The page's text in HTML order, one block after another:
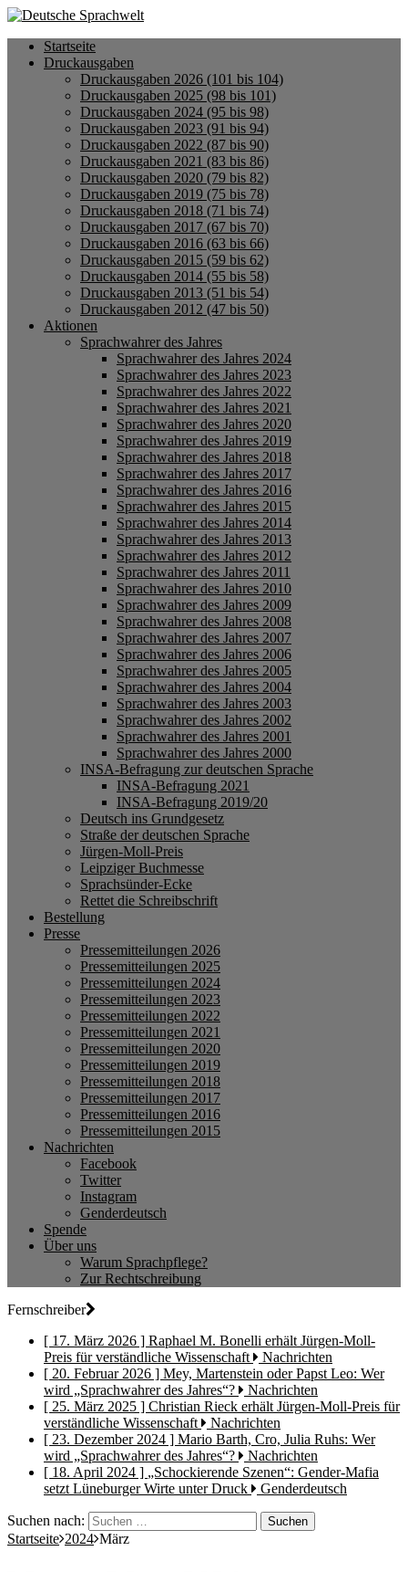
Startseite
Druckausgaben
Druckausgaben 2026 (101 bis 104)
Druckausgaben 2025 (98 bis 101)
Druckausgaben 2024 (95 bis 98)
Druckausgaben 2023 (91 bis 94)
Druckausgaben 2022 (87 bis 90)
Druckausgaben 2021 (83 bis 86)
Druckausgaben 2020 (79 bis 82)
Druckausgaben 2019 (75 bis 78)
Druckausgaben 2018 (71 bis 74)
Druckausgaben 2017 (67 bis 70)
Druckausgaben 2016 (63 bis 66)
Druckausgaben 2015 (59 bis 62)
Druckausgaben 2014 (55 bis 58)
Druckausgaben 2013 (51 bis 54)
Druckausgaben 2012 (47 bis 50)
Aktionen
Sprachwahrer des Jahres
Sprachwahrer des Jahres 2024
Sprachwahrer des Jahres 2023
Sprachwahrer des Jahres 2022
Sprachwahrer des Jahres 2021
Sprachwahrer des Jahres 2020
Sprachwahrer des Jahres 2019
Sprachwahrer des Jahres 2018
Sprachwahrer des Jahres 2017
Sprachwahrer des Jahres 2016
Sprachwahrer des Jahres 2015
Sprachwahrer des Jahres 2014
Sprachwahrer des Jahres 2013
Sprachwahrer des Jahres 2012
Sprachwahrer des Jahres 2011
Sprachwahrer des Jahres 2010
Sprachwahrer des Jahres 2009
Sprachwahrer des Jahres 2008
Sprachwahrer des Jahres 2007
Sprachwahrer des Jahres 2006
Sprachwahrer des Jahres 2005
Sprachwahrer des Jahres 2004
Sprachwahrer des Jahres 2003
Sprachwahrer des Jahres 2002
Sprachwahrer des Jahres 2001
Sprachwahrer des Jahres 2000
INSA-Befragung zur deutschen Sprache
INSA-Befragung 2021
INSA-Befragung 2019/20
Deutsch ins Grundgesetz
Straße der deutschen Sprache
Jürgen-Moll-Preis
Leipziger Buchmesse
Sprachsünder-Ecke
Rettet die Schreibschrift
Bestellung
Presse
Pressemitteilungen 2026
Pressemitteilungen 2025
Pressemitteilungen 2024
Pressemitteilungen 2023
Pressemitteilungen 2022
Pressemitteilungen 2021
Pressemitteilungen 2020
Pressemitteilungen 2019
Pressemitteilungen 2018
Pressemitteilungen 2017
Pressemitteilungen 2016
Pressemitteilungen 2015
Nachrichten
Facebook
Twitter
Instagram
Genderdeutsch
Spende
Über uns
Warum Sprachpflege?
Zur Rechtschreibung
Fernschreiber
[ 17. März 2026 ] Raphael M. Bonelli erhält Jürgen-Moll-
Preis für verständliche Wissenschaft
Nachrichten
[ 20. Februar 2026 ] Mey, Martenstein oder Papst Leo: Wer
wird „Sprachwahrer des Jahres“?
Nachrichten
[ 25. März 2025 ] Christian Rieck erhält Jürgen-Moll-Preis für
verständliche Wissenschaft
Nachrichten
[ 23. Dezember 2024 ] Mario Barth, Cro, Julia Ruhs: Wer
wird „Sprachwahrer des Jahres“?
Nachrichten
[ 18. April 2024 ] „Schockierende Szenen“: Gender-Mafia
setzt Lüneburger Wirte unter Druck
Genderdeutsch
Suchen nach:
Startseite 2024 März